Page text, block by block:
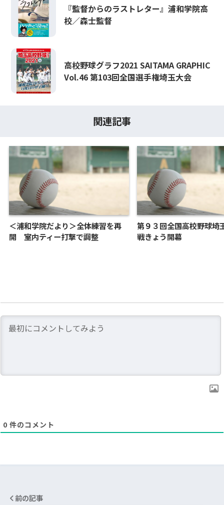
『監督からのラストレター』浦和学院高
校／森士監督
高校野球グラフ2021 SAITAMA GRAPHIC
Vol.46 第103回全国選手権埼玉大会
関連記事
＜浦和学院だより＞全体練習を再
開 室内ティー打撃で調整
第９３回全国高校野球
戦きょう開幕
0 件のコメント
前の記事